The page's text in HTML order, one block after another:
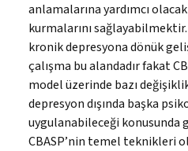
anlamalarına yardımcı
kurmalarını
kronik depresyona dönük
çalışma bu alandadır fakat
model üzerinde bazı
depresyon dışında başka
uygulanabileceği konusunda
CBASP’nin temel teknikleri